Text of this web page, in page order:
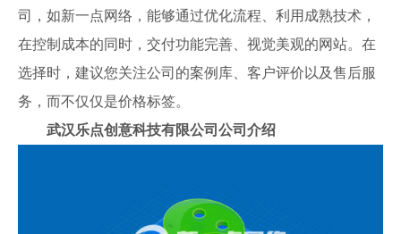
司，如新一点网络，能够通过优化流程、利用成熟技术，
在控制成本的同时，交付功能完善、视觉美观的网站。在
选择时，建议您关注公司的案例库、客户评价以及售后服
务，而不仅仅是价格标签。
武汉乐点创意科技有限公司公司介绍